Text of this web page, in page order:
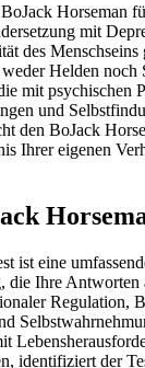
Horseman
mit
des
Helden noch
mit psychischen
und
den BoJack
Ihrer eigenen
ist eine
die Ihre Antworten
Regulation,
identifiziert der